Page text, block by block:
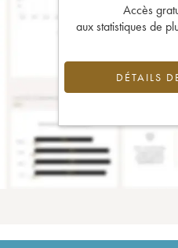
Accès
aux statistiques de
DÉTAILS